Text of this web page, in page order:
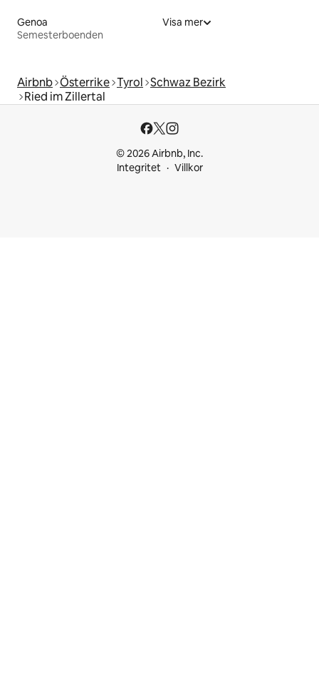
Genoa
Semesterboenden
Visa mer
Airbnb Österrike Tyrol Schwaz Bezirk
Ried im Zillertal
© 2026 Airbnb, Inc.
Integritet
Villkor